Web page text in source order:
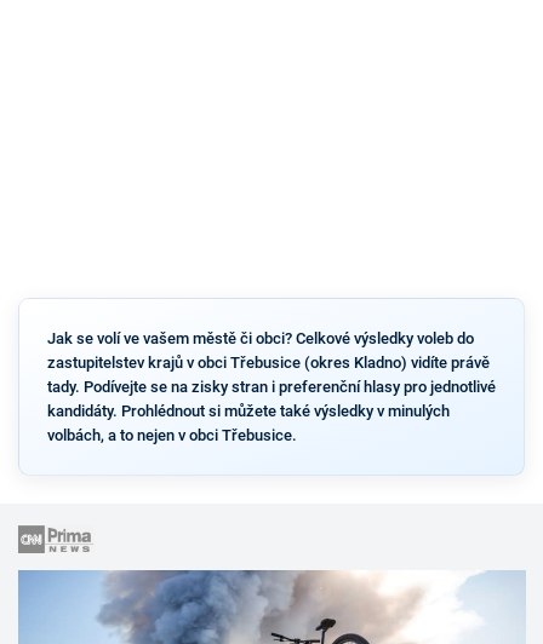
Jak se volí ve vašem městě či obci? Celkové výsledky voleb do
zastupitelstev krajů v obci Třebusice (okres Kladno) vidíte právě
tady. Podívejte se na zisky stran i preferenční hlasy pro jednotlivé
kandidáty. Prohlédnout si můžete také výsledky v minulých
volbách, a to nejen v obci Třebusice.